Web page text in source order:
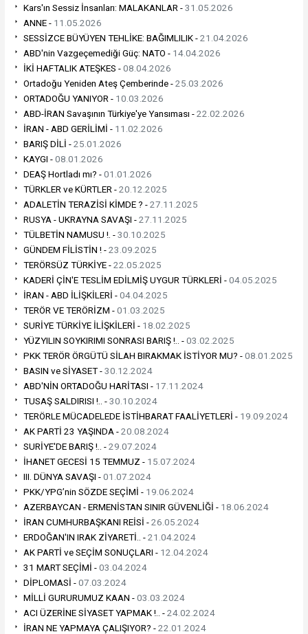
Kars'ın Sessiz İnsanları: MALAKANLAR -31.05.2026
ANNE - 11.05.2026
SESSİZCE BÜYÜYEN TEHLİKE: BAĞIMLILIK -21.04.2026
ABD'nin Vazgeçemediği Güç: NATO - 14.04.2026
İKİ HAFTALIK ATEŞKES -08.04.2026
Ortadoğu Yeniden Ateş Çemberinde -25.03.2026
ORTADOĞU YANIYOR - 10.03.2026
ABD-İRAN Savaşının Türkiye'ye Yansıması -22.02.2026
İRAN - ABD GERİLİMİ - 11.02.2026
BARIŞ DİLİ -25.01.2026
KAYGI -08.01.2026
DEAŞ Hortladı mı? -01.01.2026
TÜRKLER ve KÜRTLER -20.12.2025
ADALETİN TERAZİSİ KİMDE ? -27.11.2025
RUSYA - UKRAYNA SAVAŞI -27.11.2025
TÜLBETİN NAMUSU !. -30.10.2025
GÜNDEM FİLİSTİN ! -23.09.2025
TERÖRSÜZ TÜRKİYE -22.05.2025
KADERİ ÇİN'E TESLİM EDİLMİŞ UYGUR TÜRKLERİ -04.05.2025
İRAN - ABD İLİŞKİLERİ -04.04.2025
TERÖR VE TERÖRİZM -01.03.2025
SURİYE TÜRKİYE İLİŞKİLERİ - 18.02.2025
YÜZYILIN SOYKIRIMI SONRASI BARIŞ !.. -03.02.2025
PKK TERÖR ÖRGÜTÜ SİLAH BIRAKMAK İSTİYOR MU? -08.01.2025
BASIN ve SİYASET -30.12.2024
ABD'NİN ORTADOĞU HARİTASI - 17.11.2024
TUSAŞ SALDIRISI !.. -30.10.2024
TERÖRLE MÜCADELEDE İSTİHBARAT FAALİYETLERİ - 19.09.2024
AK PARTİ 23 YAŞINDA -20.08.2024
SURİYE'DE BARIŞ !.. -29.07.2024
İHANET GECESİ 15 TEMMUZ - 15.07.2024
III. DÜNYA SAVAŞI -01.07.2024
PKK/YPG’nin SÖZDE SEÇİMİ - 19.06.2024
AZERBAYCAN - ERMENİSTAN SINIR GÜVENLİĞİ - 18.06.2024
İRAN CUMHURBAŞKANI REİSİ -26.05.2024
ERDOĞAN'IN IRAK ZİYARETİ.. -21.04.2024
AK PARTİ ve SEÇİM SONUÇLARI - 12.04.2024
31 MART SEÇİMİ -03.04.2024
DİPLOMASİ -07.03.2024
MİLLİ GURURUMUZ KAAN -03.03.2024
ACI ÜZERİNE SİYASET YAPMAK !.. -24.02.2024
İRAN NE YAPMAYA ÇALIŞIYOR? -22.01.2024